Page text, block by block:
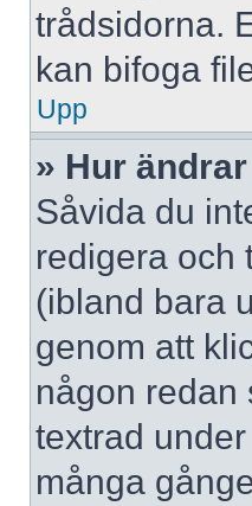
trådsidorna.
kan bifoga
Upp
» Hur
Såvida du
redigera och
(ibland bara
genom att
någon redan
textrad
många